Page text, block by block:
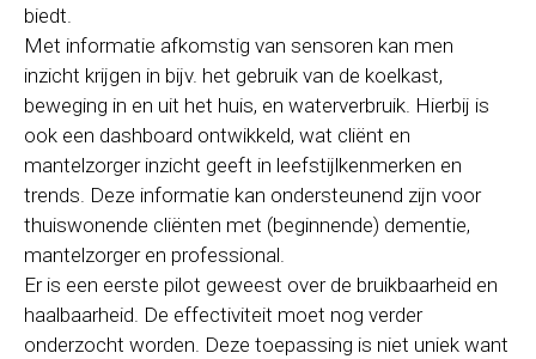
biedt.
Met informatie afkomstig van sensoren kan men
inzicht krijgen in bijv. het gebruik van de koelkast,
beweging in en uit het huis, en waterverbruik. Hierbij is
ook een dashboard ontwikkeld, wat cliënt en
mantelzorger inzicht geeft in leefstijlkenmerken en
trends. Deze informatie kan ondersteunend zijn voor
thuiswonende cliënten met (beginnende) dementie,
mantelzorger en professional.
Er is een eerste pilot geweest over de bruikbaarheid en
haalbaarheid. De effectiviteit moet nog verder
onderzocht worden. Deze toepassing is niet uniek want